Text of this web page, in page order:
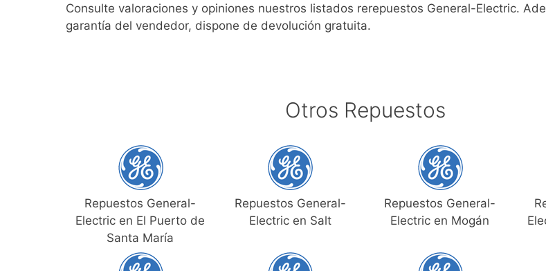
Consulte valoraciones y opiniones nuestros listados rerepuestos General-Electric.
garantía del vendedor, dispone de devolución gratuita.
Otros Repuestos
Repuestos General-
Electric en El Puerto de
Santa María
Repuestos General-
Electric en Salt
Repuestos General-
Electric en Mogán